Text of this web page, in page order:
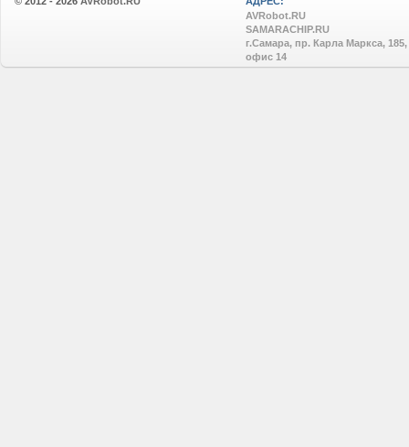
AVRobot.RU
SAMARACHIP.RU
г.Самара, пр. Карла Маркса, 185,
офис 14